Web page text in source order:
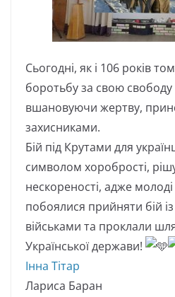
Сьогодні, як і 106 років
боротьбу за свою свободу
вшановуючи жертву,
захисниками.
Бій під Крутами для
символом хоробрості,
нескореності, адже молоді
побоялися прийняти бій
військами та проклали
Української держави!
Інна Тітар
Лариса Баран